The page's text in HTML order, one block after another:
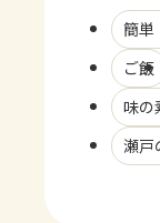
簡単
ご飯
味の
瀬戸